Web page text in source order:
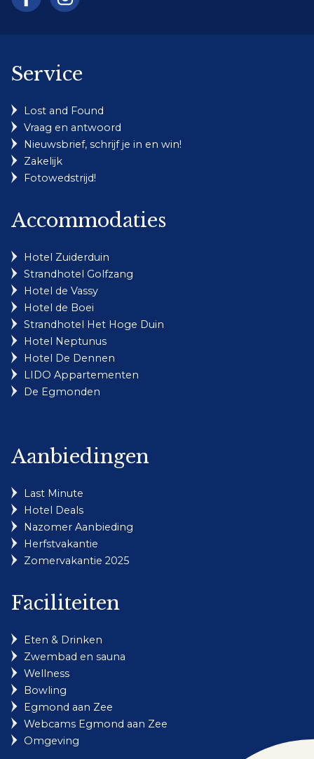
Service
Lost and Found
Vraag en antwoord
Nieuwsbrief, schrijf je in en win!
Zakelijk
Fotowedstrijd!
Accommodaties
Hotel Zuiderduin
Strandhotel Golfzang
Hotel de Vassy
Hotel de Boei
Strandhotel Het Hoge Duin
Hotel Neptunus
Hotel De Dennen
LIDO Appartementen
De Egmonden
Aanbiedingen
Last Minute
Hotel Deals
Nazomer Aanbieding
Herfstvakantie
Zomervakantie 2025
Faciliteiten
Eten & Drinken
Zwembad en sauna
Wellness
Bowling
Egmond aan Zee
Webcams Egmond aan Zee
Omgeving